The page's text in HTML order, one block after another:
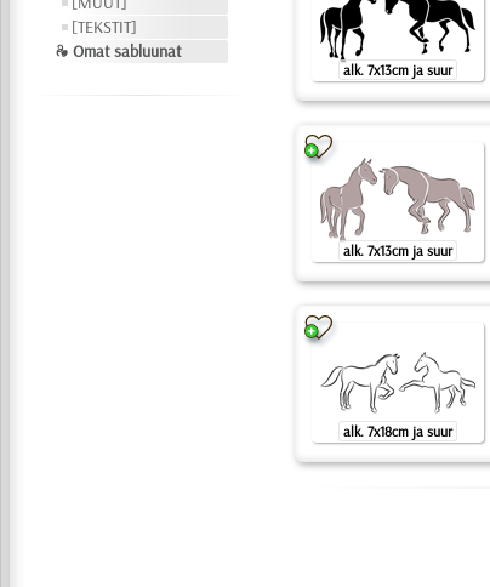
[TEKSTIT]
❧ Omat sabluunat
alk. 7x13cm ja suur
alk. 7x13cm ja suur
alk. 7x18cm ja suur